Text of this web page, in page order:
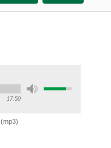
17:50
(mp3)